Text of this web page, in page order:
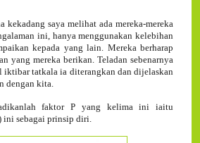
saya melihat ada mereka-mereka
ini, hanya menggunakan kelebihan
kepada yang lain. Mereka berharap
yang mereka berikan. Teladan sebenarnya
tatkala ia diterangkan dan dijelaskan
dengan kita.
faktor P yang kelima ini iaitu
ini sebagai prinsip diri.